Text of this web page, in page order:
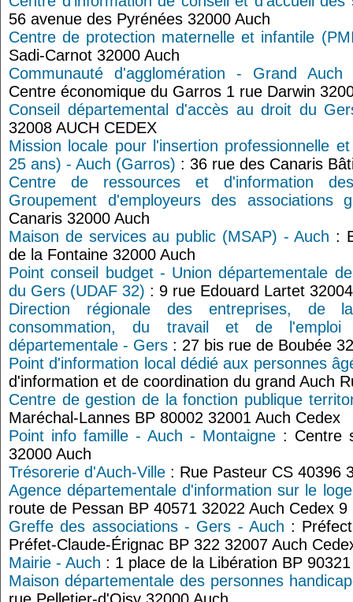
56 avenue des Pyrénées 32000 Auch
Centre de protection maternelle et infantile
Sadi-Carnot 32000 Auch
Communauté d'agglomération - Grand
Centre économique du Garros 1 rue Darwin
Conseil départemental d'accès au droit du
32008 AUCH CEDEX
Mission locale pour l'insertion professionnelle
25 ans) - Auch (Garros) : 36 rue des Canaris
Centre de ressources et d'information
Groupement d'employeurs des associations
Canaris 32000 Auch
Maison de services au public (MSAP) - Auch :
de la Fontaine 32000 Auch
Point conseil budget - Union départementale
du Gers (UDAF 32) : 9 rue Edouard Lartet
Direction régionale des entreprises, de
consommation, du travail et de l'emploi
départementale - Gers : 27 bis rue de Boubée
Point d'information local dédié aux personnes
d'information et de coordination du grand Auch
Centre de gestion de la fonction publique
Maréchal-Lannes BP 80002 32001 Auch Cedex
Point info famille - Auch - Montaigne : Centre
32000 Auch
Trésorerie d'Auch-Ville : Rue Pasteur CS 40396
Agence départementale d'information sur le
route de Pessan BP 40571 32022 Auch Cedex 9
Greffe des associations - Gers - Auch :
Préfet-Claude-Érignac BP 322 32007 Auch
Mairie - Auch : 1 place de la Libération BP
Maison départementale des personnes